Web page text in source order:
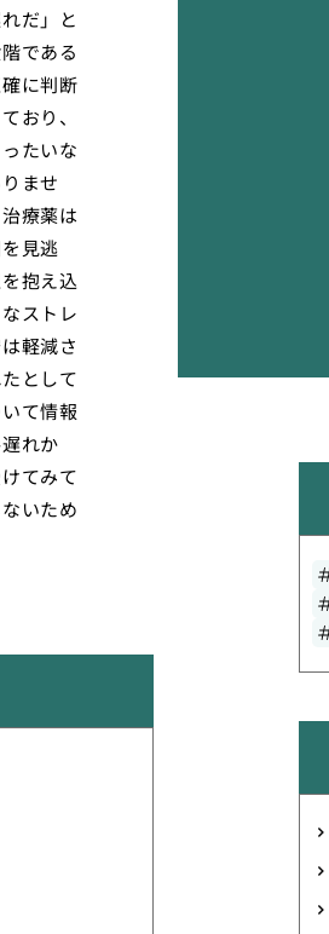
だ」と
である
に判断
おり、
たいな
ませ
療薬は
見逃
抱え込
ストレ
軽減さ
として
て情報
れか
てみて
いため